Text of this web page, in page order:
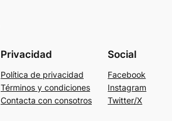
Privacidad
Política de privacidad
Términos y condiciones
Contacta con consotros
Social
Facebook
Instagram
Twitter/X